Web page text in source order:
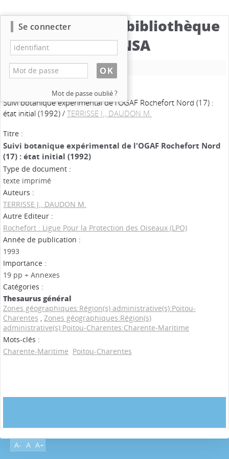
Catalogue de la bibliothèque
du CBNSA
Nouvelle recherche
Suivi botanique expérimental de l'OGAF Rochefort Nord (17) :
état initial (1992)/TERRISSE J., DAUDON M.
Titre :
Suivi botanique expérimental de l'OGAF Rochefort Nord
(17) : état initial (1992)
Type de document :
texte imprimé
Auteurs :
TERRISSE J., DAUDON M.
Autre Editeur :
Rochefort : Ligue Pour la Protection des Oiseaux (LPO)
Année de publication :
1993
Importance :
19 pp + Annexes
Catégories :
Thesaurus général
Zones géographiques:Région(s) administrative(s):Poitou-
Charentes , Zones géographiques:Région(s)
administrative(s):Poitou-Charentes:Charente-Maritime
Mots-clés :
Charente-Maritime Poitou-Charentes
A- A A+
Se connecter
Mot de passe oublié ?